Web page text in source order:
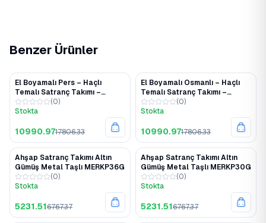
Benzer Ürünler
El Boyamalı Pers – Haçlı
Temalı Satranç Takımı –
Polyester Taşlı Ahşap Kapaklı
Kutu
(0)
Stokta
10990.9717806.33
%38
El Boyamalı Osmanlı – Haçlı
Temalı Satranç Takımı –
Polyester Taşlı Ahşap Kapaklı
Kutu
(0)
Stokta
10990.9717806.33
%23
Ahşap Satranç Takımı Altın
Gümüş Metal Taşlı MERKP36G
(0)
Stokta
5231.516767.37
%23
Ahşap Satranç Takımı Altın
Gümüş Metal Taşlı MERKP30G
(0)
Stokta
5231.516767.37